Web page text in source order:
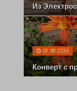
Из
03.08.2026
Конверт с